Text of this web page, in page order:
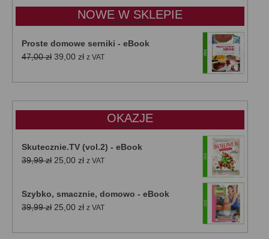
do
50,00 zł
NOWE W SKLEPIE
Proste domowe serniki - eBook
47,00zł Pierwotna
wynosiła:
39,00 złAktualna
wynosi:
z VAT
OKAZJE
Skutecznie.TV (vol.2) - eBook
39,99zł Pierwotna
39,99 zł.
25,00 złAktualna
25,00 zł.
z VAT
Szybko, smacznie, domowo - eBook
39,99zł Pierwotna
wynosiła:
25,00 złAktualna
wynosi:
z VAT